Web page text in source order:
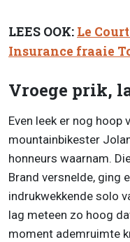
LEES OOK: Le
Insurance fraaie
Vroege prik,
Even leek er nog
mountainbikester
honneurs waarnam.
Brand versnelde, ging
indrukwekkende solo
lag meteen zo hoog
moment ademruimte